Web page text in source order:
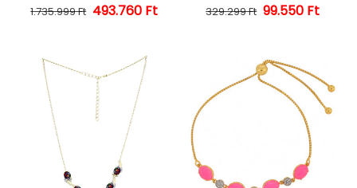
Normál ár
1.735.999 Ft Kedvezményes ár
493.760 Ft Normál ár
329.299 Ft 99.550 Ft